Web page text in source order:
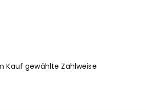
Kauf gewählte Zahlweise